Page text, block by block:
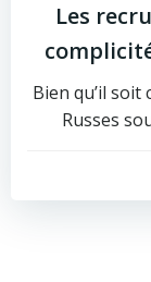
Les
Bien qu’il
Russes